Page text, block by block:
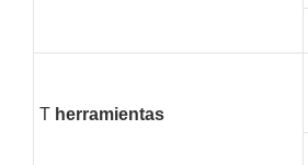
Therramientas